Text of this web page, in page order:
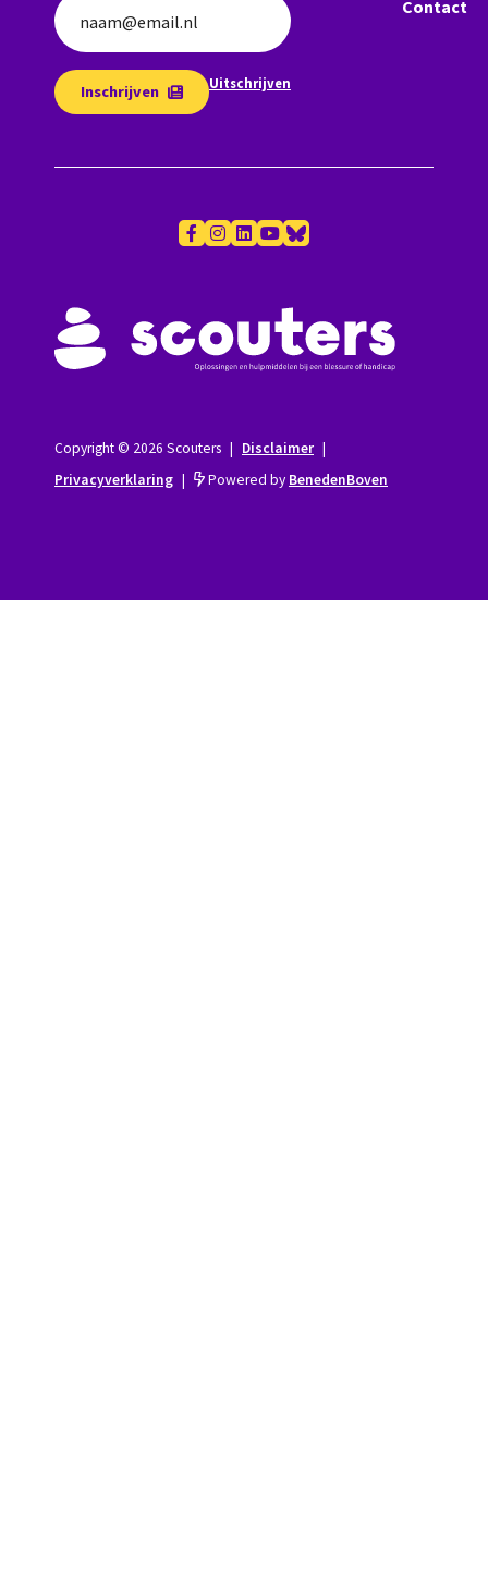
naam@email.nl
Inschrijven Uitschrijven
Contact
Copyright © 2026 Scouters | Disclaimer |
Privacyverklaring | Powered by BenedenBoven